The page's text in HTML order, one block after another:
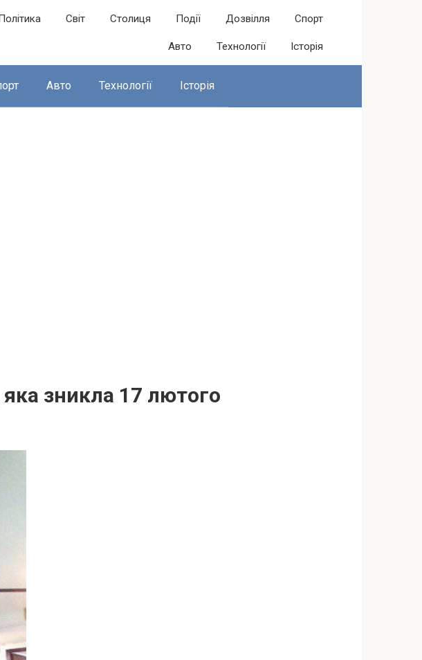
Світ Столиця Події Дозвілля Спорт
Авто Технології Історія
Авто Технології Історія
зникла 17 лютого